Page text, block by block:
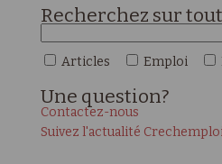
Recherchez sur
Articles Emploi
Une question?
Contactez-nous
Suivez l'actualité